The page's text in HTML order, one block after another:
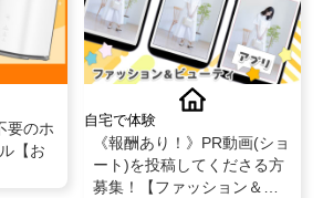
要のホ
【お
自宅で体験
《報酬あり！》PR動画(ショ
ート)を投稿してくださる方
募集！【ファッション＆ビ